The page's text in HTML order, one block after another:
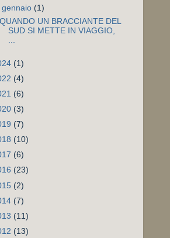
gennaio (1)
QUANDO UN BRACCIANTE DEL
SUD SI METTE IN VIAGGIO,
(1)
(4)
(6)
(3)
(7)
(10)
(6)
(23)
(2)
(7)
(11)
(13)